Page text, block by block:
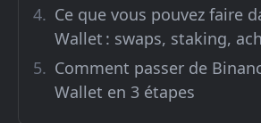
Ce que vous pouvez faire
Wallet : swaps, staking,
Comment passer de
Wallet en 3 étapes